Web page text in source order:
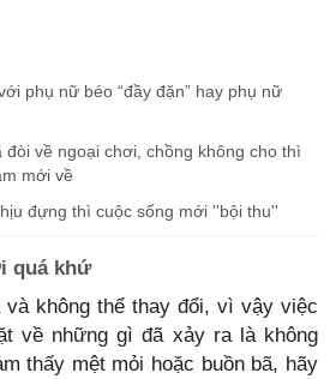
phụ nữ béo “đầy đặn” hay phụ nữ
về ngoại chơi, chồng không cho thì
mới về
đựng thì cuộc sống mới ''bội thu''
quá khứ
không thể thay đổi, vì vậy việc
về những gì đã xảy ra là không
thấy mệt mỏi hoặc buồn bã, hãy